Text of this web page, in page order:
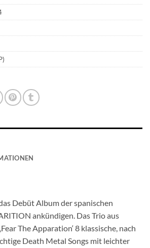
Debüt Album der spanischen
ankündigen. Das Trio aus
The Apparation‘ 8 klassische, nach
Death Metal Songs mit leichter